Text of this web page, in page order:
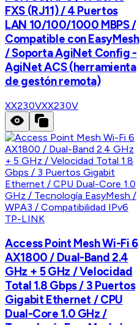
FXS (RJ11) / 4 Puertos
LAN 10/100/1000 MBPS /
Compatible con EasyMesh
/ Soporta AgiNet Config -
AgiNet ACS (herramienta
de gestón remota)
XX230VXX230V
TP-LINK
Access Point Mesh Wi-Fi 6
AX1800 / Dual-Band 2.4
GHz + 5 GHz / Velocidad
Total 1.8 Gbps / 3 Puertos
Gigabit Ethernet / CPU
Dual-Core 1.0 GHz /